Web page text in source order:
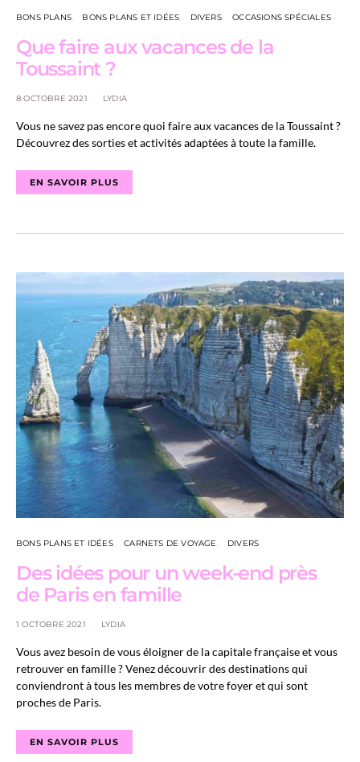
BONS PLANS BONS PLANS ET IDÉES DIVERS OCCASIONS SPÉCIALES
Que faire aux vacances de la
Toussaint ?
8 OCTOBRE 2021 LYDIA
Vous ne savez pas encore quoi faire aux vacances de la Toussaint ?
Découvrez des sorties et activités adaptées à toute la famille.
EN SAVOIR PLUS
BONS PLANS ET IDÉES CARNETS DE VOYAGE DIVERS
Des idées pour un week-end près
de Paris en famille
1 OCTOBRE 2021 LYDIA
Vous avez besoin de vous éloigner de la capitale française et vous
retrouver en famille ? Venez découvrir des destinations qui
conviendront à tous les membres de votre foyer et qui sont
proches de Paris.
EN SAVOIR PLUS